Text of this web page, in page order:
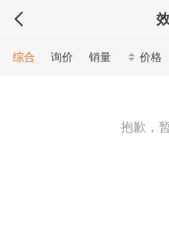
综合 询价 销量 价格
抱歉，